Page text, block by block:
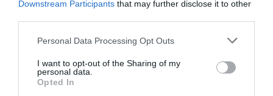
Downstream Participants that may further disclose it to other
Please note that this website/app uses one or more Google
not limited to your visit or usage behaviour. You may click to
grant or deny consent to Google and its third-party tags to
use your data for below specified purposes in below Google
Personal Data Processing Opt Outs
I want to opt-out of the Sharing of my
personal data.
Opted In
Κάνεις δεν ξεχνά τι έζησε η
Σε δημοπρασία η μπάλα των